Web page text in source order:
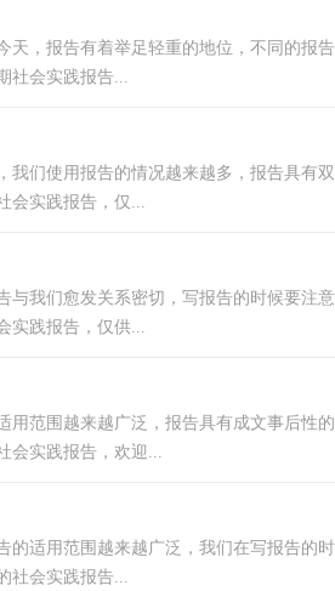
天，报告有着举足轻重的地位，不同的报
社会实践报告...
我们使用报告的情况越来越多，报告具有
会实践报告，仅...
与我们愈发关系密切，写报告的时候要注
实践报告，仅供...
用范围越来越广泛，报告具有成文事后性
会实践报告，欢迎...
的适用范围越来越广泛，我们在写报告的
社会实践报告...